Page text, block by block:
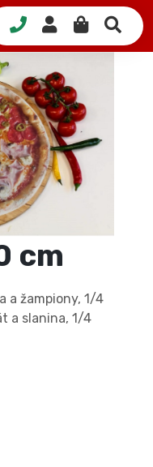
cm
a žampiony, 1/4
a slanina, 1/4